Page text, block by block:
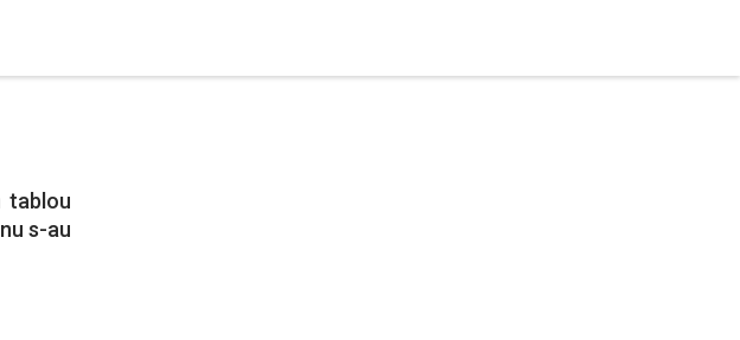
tablou
s-au